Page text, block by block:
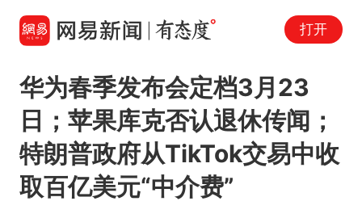
打开
华为春季发布会定档3月23
日；苹果库克否认退休传闻；
特朗普政府从TikTok交易中收
取百亿美元“中介费”